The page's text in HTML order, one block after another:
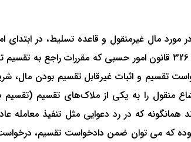
قانون افراز و فروش املاک مشاع و با توجه به مواد 314، 317 و 326
تقسیم و اثبات غیرقابل تقسیم بودن مال،
منقول را به یکی از ملاک‌های تقسیم (تقسیم
همانگونه که در رد دعوایی مثل تنفیذ معامله
که می توان ضمن دادخواست تقسیم،